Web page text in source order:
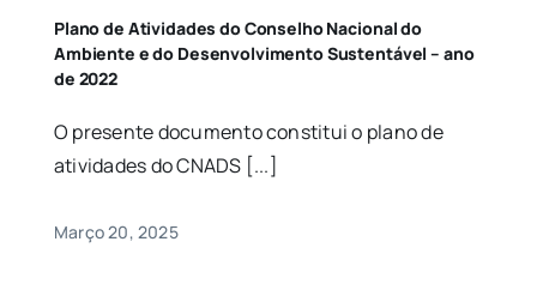
Plano de Atividades do Conselho Nacional do
Ambiente e do Desenvolvimento Sustentável – ano
de 2022
O presente documento constitui o plano de
atividades do CNADS [...]
Março 20, 2025